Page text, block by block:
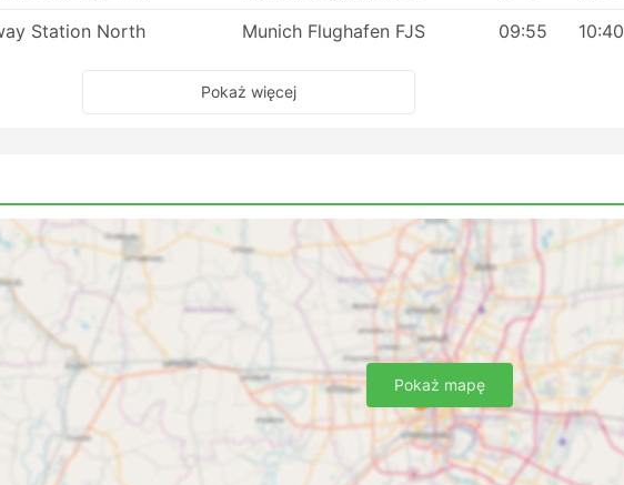
Station North Munich Flughafen FJS 09:55 10:40
Pokaż więcej
Pokaż mapę